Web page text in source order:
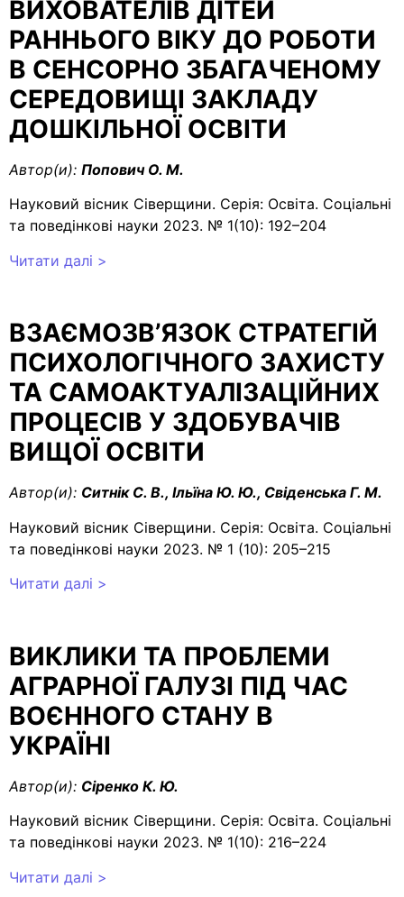
ВИХОВАТЕЛІВ ДІТЕЙ
РАННЬОГО ВІКУ ДО РОБОТИ
В СЕНСОРНО ЗБАГАЧЕНОМУ
СЕРЕДОВИЩІ ЗАКЛАДУ
ДОШКІЛЬНОЇ ОСВІТИ
Автор(и): Попович О. М.
Науковий вісник Сіверщини. Серія: Освіта. Соціальні
та поведінкові науки 2023. № 1(10): 192–204
Читати далі >
ВЗАЄМОЗВ’ЯЗОК СТРАТЕГІЙ
ПСИХОЛОГІЧНОГО ЗАХИСТУ
ТА САМОАКТУАЛІЗАЦІЙНИХ
ПРОЦЕСІВ У ЗДОБУВАЧІВ
ВИЩОЇ ОСВІТИ
Автор(и): Ситнік С. В., Ільїна Ю. Ю., Свіденська Г. М.
Науковий вісник Сіверщини. Серія: Освіта. Соціальні
та поведінкові науки 2023. № 1 (10): 205–215
Читати далі >
ВИКЛИКИ ТА ПРОБЛЕМИ
АГРАРНОЇ ГАЛУЗІ ПІД ЧАС
ВОЄННОГО СТАНУ В
УКРАЇНІ
Автор(и): Сіренко К. Ю.
Науковий вісник Сіверщини. Серія: Освіта. Соціальні
та поведінкові науки 2023. № 1(10): 216–224
Читати далі >